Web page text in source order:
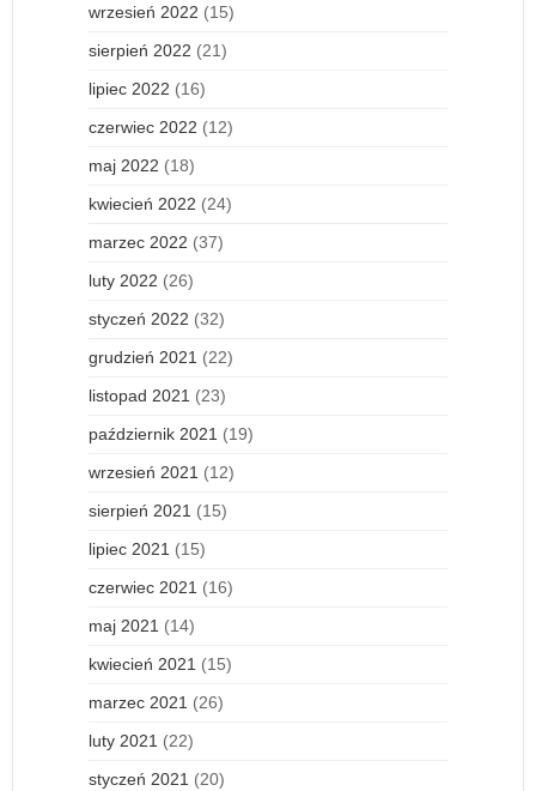
wrzesień 2022 (15)
sierpień 2022 (21)
lipiec 2022 (16)
czerwiec 2022 (12)
maj 2022 (18)
kwiecień 2022 (24)
marzec 2022 (37)
luty 2022 (26)
styczeń 2022 (32)
grudzień 2021 (22)
listopad 2021 (23)
październik 2021 (19)
wrzesień 2021 (12)
sierpień 2021 (15)
lipiec 2021 (15)
czerwiec 2021 (16)
maj 2021 (14)
kwiecień 2021 (15)
marzec 2021 (26)
luty 2021 (22)
styczeń 2021 (20)